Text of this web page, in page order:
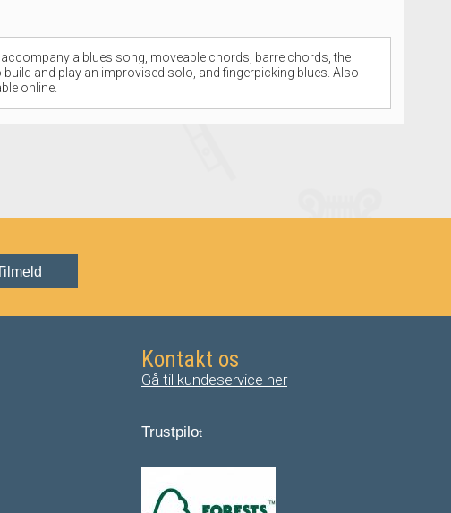
a blues song, moveable chords, barre chords, the
and play an improvised solo, and fingerpicking blues. Also
online.
Kontakt os
Gå til kundeservice her
Trustpilot